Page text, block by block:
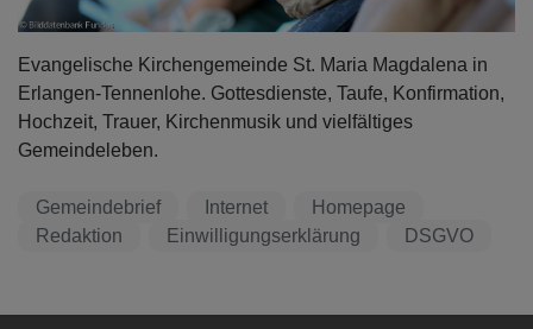
Evangelische Kirchengemeinde St. Maria Magdalena in
Erlangen-Tennenlohe. Gottesdienste, Taufe, Konfirmation,
Hochzeit, Trauer, Kirchenmusik und vielfältiges
Gemeindeleben.
Gemeindebrief Internet
Homepage
Redaktion
Einwilligungserklärung DSGVO